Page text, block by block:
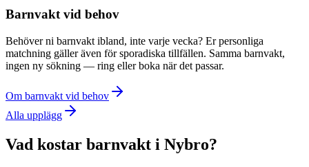
Barnvakt vid behov
Behöver ni barnvakt ibland, inte varje vecka? Er personliga
matchning gäller även för sporadiska tillfällen. Samma barnvakt,
ingen ny sökning — ring eller boka när det passar.
Om barnvakt vid behov
Alla upplägg
Vad kostar barnvakt i Nybro?